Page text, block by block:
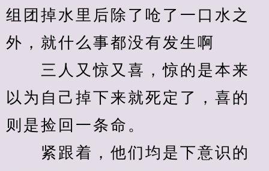
组团掉水里后除了呛了一口水之
外，就什么事都没有发生啊
三人又惊又喜，惊的是本来
以为自己掉下来就死定了，喜的
则是捡回一条命。
紧跟着，他们均是下意识的